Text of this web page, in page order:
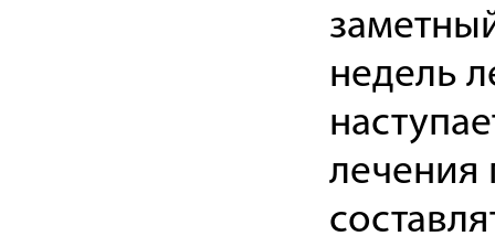
недель
лечения